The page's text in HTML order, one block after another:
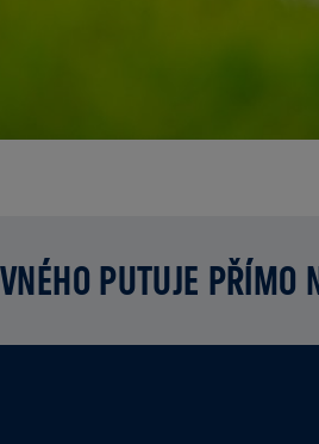
PUTUJE PŘÍMO